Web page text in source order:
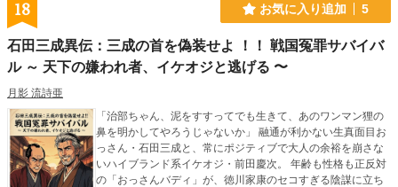
18 お気に入り追加 5
石田三成異伝：三成の首を偽装せよ ！！ 戦国冤罪サバイバ
ル ～ 天下の嫌われ者、イケオジと逃げる 〜
月影 流詩亜
「治部ちゃん、泥をすすってでも生きて、あのワンマン狸の
鼻を明かしてやろうじゃないか」 融通が利かない生真面目お
っさん・石田三成と、常にポジティブで大人の余裕を崩さな
いハイブランド系イケオジ・前田慶次。 年齢も性格も正反対
の「おっさんバディ」が、徳川家康のセコすぎる陰謀に立ち